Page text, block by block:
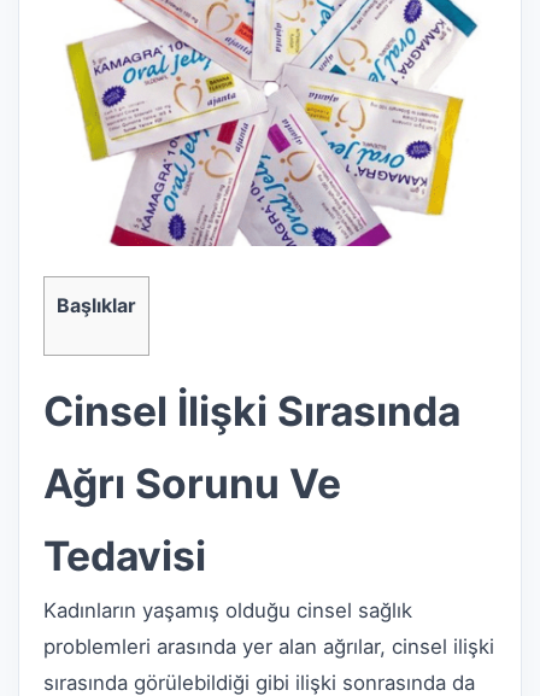
Başlıklar
Cinsel İlişki Sırasında
Ağrı Sorunu Ve
Tedavisi
Kadınların yaşamış olduğu cinsel sağlık
problemleri arasında yer alan ağrılar, cinsel ilişki
sırasında görülebildiği gibi ilişki sonrasında da